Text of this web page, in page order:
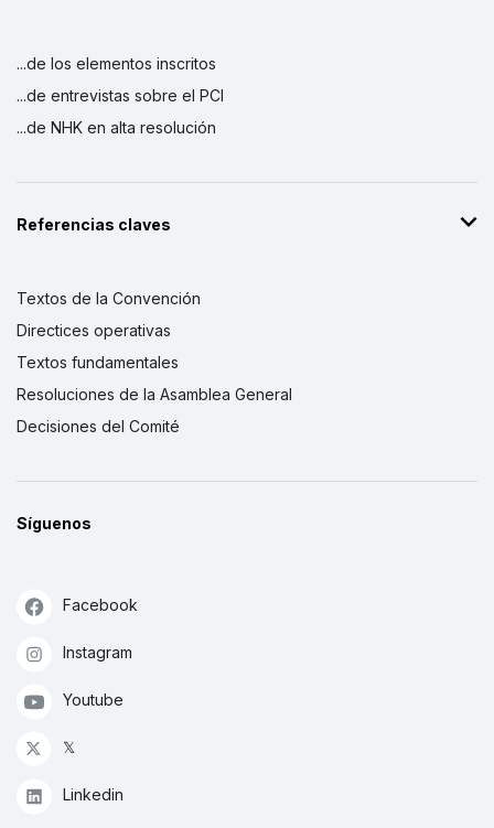
...de los elementos inscritos
...de entrevistas sobre el PCI
...de NHK en alta resolución
Referencias claves
Textos de la Convención
Directices operativas
Textos fundamentales
Resoluciones de la Asamblea General
Decisiones del Comité
Síguenos
Facebook
Instagram
Youtube
𝕏
Linkedin